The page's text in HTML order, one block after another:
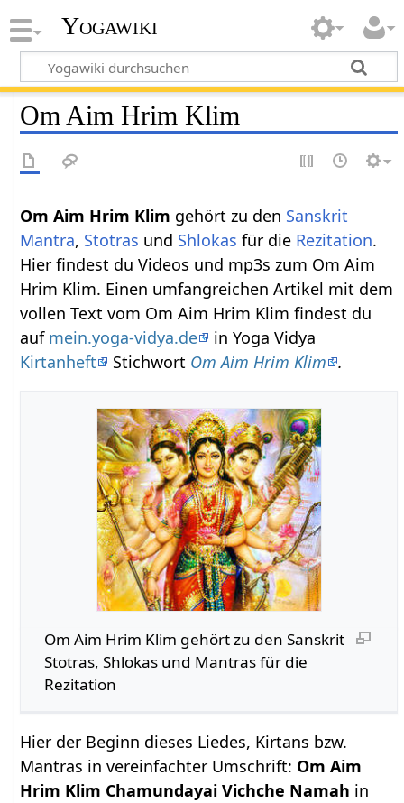
Yogawiki
Om Aim Hrim Klim
Om Aim Hrim Klim gehört zu den Sanskrit
Mantra, Stotras und Shlokas für die Rezitation.
Hier findest du Videos und mp3s zum Om Aim
Hrim Klim. Einen umfangreichen Artikel mit dem
vollen Text vom Om Aim Hrim Klim findest du
auf mein.yoga-vidya.de
in Yoga Vidya
Kirtanheft
Stichwort Om Aim Hrim Klim .
Om Aim Hrim Klim gehört zu den Sanskrit
Stotras, Shlokas und Mantras für die
Rezitation
Hier der Beginn dieses Liedes, Kirtans bzw.
Mantras in vereinfachter Umschrift: Om Aim
Hrim Klim Chamundayai Vichche Namah in